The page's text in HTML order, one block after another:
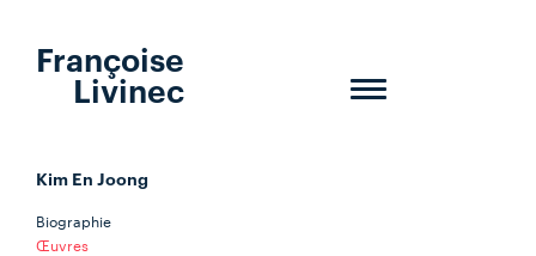
Toggle
Françoise
Livinec
Kim En Joong
Biographie
Œuvres